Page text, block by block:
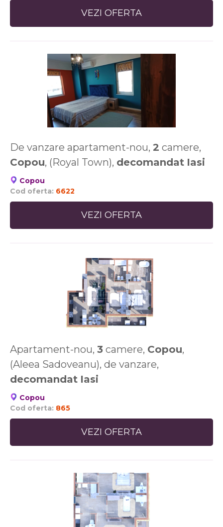
VEZI OFERTA
De vanzare apartament-nou, 2 camere,
Copou, (Royal Town), decomandat Iasi
Copou
Cod oferta: 6622
VEZI OFERTA
Apartament-nou, 3 camere, Copou,
(Aleea Sadoveanu), de vanzare,
decomandat Iasi
Copou
Cod oferta: 865
VEZI OFERTA